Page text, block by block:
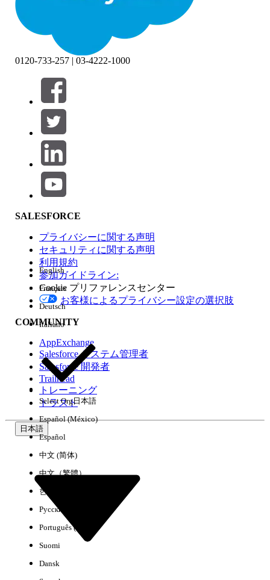
絞り込み条件 (0)
絞り込み条件を選択
製品エリア
機能の影響
エディション
環境
0120-733-257 | 03-4222-1000
SALESFORCE
プライバシーに関する声明
セキュリティに関する声明
利用規約
参加ガイドライン:
Cookie プリファレンスセンター
お客様によるプライバシー設定の選択肢
COMMUNITY
AppExchange
Salesforce システム管理者
Salesforce 開発者
Trailhead
トレーニング
トラスト
日本語
English
Français
Deutsch
Italiano
Select Org日本語
Español (México)
Español
中文 (简体)
中文（繁體）
한국어
Русский
Português (Brasil)
Suomi
Dansk